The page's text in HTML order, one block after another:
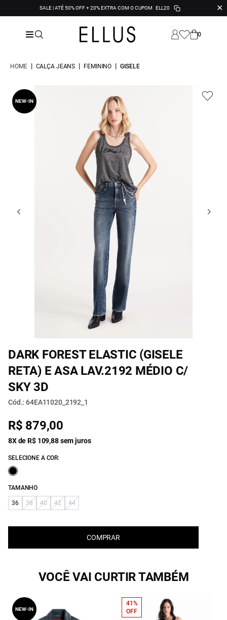
SALE | ATÉ 50% OFF + 20% EXTRA COM O CUPOM ELL20 ✕
0
HOME | CALÇA JEANS | FEMININO | GISELE
NEW-IN
DARK FOREST ELASTIC (GISELE
RETA) E ASA LAV.2192 MÉDIO C/
SKY 3D
Cód.: 64EA11020_2192_1
R$ 879,00
8X de R$ 109,88 sem juros
SELECIONE A COR:
TAMANHO
36 38 40 42 44
COMPRAR
VOCÊ VAI CURTIR TAMBÉM
NEW-IN
41%
OFF